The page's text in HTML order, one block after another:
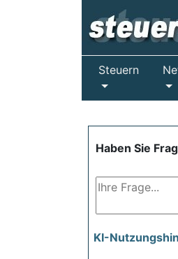
Steuern
Haben Sie
KI-